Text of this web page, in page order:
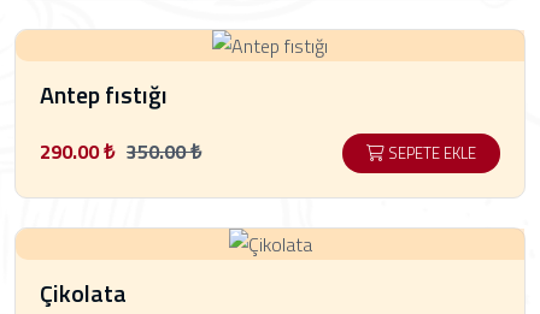
Antep fıstığı
290.00 ₺ 350.00 ₺ SEPETE EKLE
Çikolata